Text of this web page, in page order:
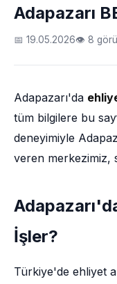
Adapazarı
📅 19.05.2026👁 8
Adapazarı'da
tüm bilgilere bu
deneyimiyle
veren merkezimiz,
İşler?
Türkiye'de ehliyet